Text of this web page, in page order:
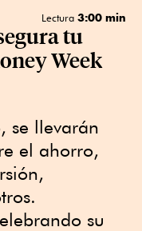
Lectura 3:00 min
tu
Week
se llevarán
el ahorro,
su